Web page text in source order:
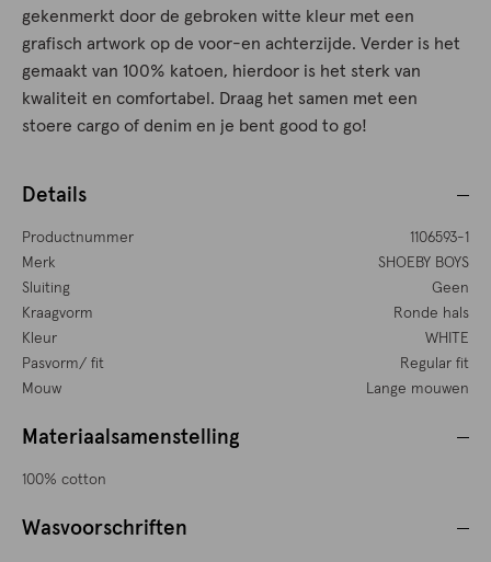
gekenmerkt door de gebroken witte kleur met een
grafisch artwork op de voor-en achterzijde. Verder is het
gemaakt van 100% katoen, hierdoor is het sterk van
kwaliteit en comfortabel. Draag het samen met een
stoere cargo of denim en je bent good to go!
Details
Productnummer
1106593-1
Merk
SHOEBY BOYS
Sluiting
Geen
Kraagvorm
Ronde hals
Kleur
WHITE
Pasvorm/ fit
Regular fit
Mouw
Lange mouwen
Materiaalsamenstelling
100% cotton
Wasvoorschriften